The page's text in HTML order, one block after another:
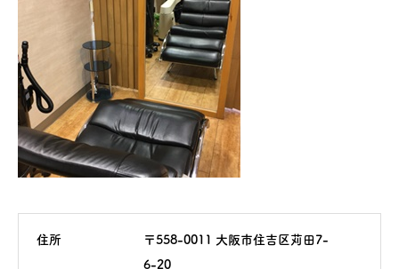
住所
〒558-0011 大阪市住吉区苅田7-
6-20